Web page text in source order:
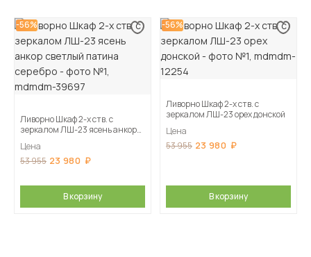
-56%
Ливорно Шкаф 2-х ств. с
зеркалом ЛШ-23 ясень анкор
Цена
53 955 23 980
В корзину
-56%
Ливорно Шкаф 2-х ств. с
зеркалом ЛШ-23 орех донской
Цена
53 955 23 980
В корзину